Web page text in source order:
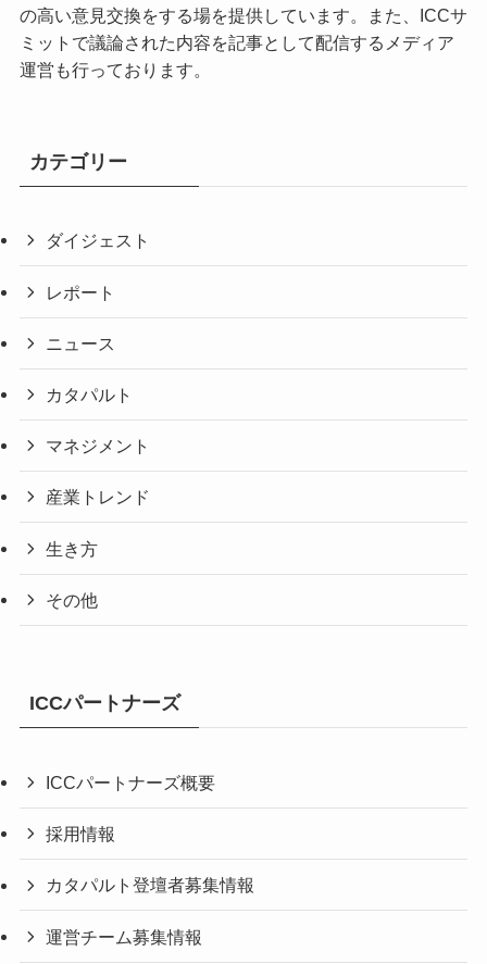
の高い意見交換をする場を提供しています。また、ICCサ
ミットで議論された内容を記事として配信するメディア
運営も行っております。
カテゴリー
ダイジェスト
レポート
ニュース
カタパルト
マネジメント
産業トレンド
生き方
その他
ICCパートナーズ
ICCパートナーズ概要
採用情報
カタパルト登壇者募集情報
運営チーム募集情報